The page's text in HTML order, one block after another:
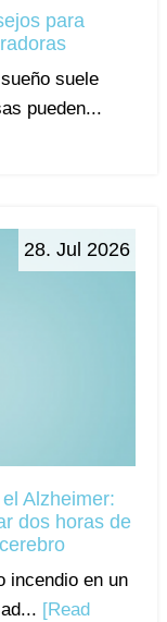
para
suele
pueden...
28. Jul 2026
Alzheimer:
dos horas de
incendio en un
[Read